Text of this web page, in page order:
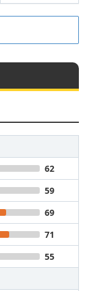
62
59
69
71
55